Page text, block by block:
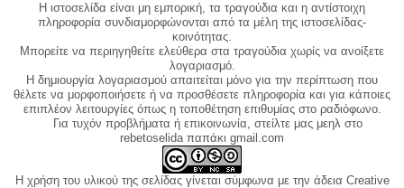
Η ιστοσελίδα είναι μη εμπορική, τα τραγούδια και η αντίστοιχη
πληροφορία συνδιαμορφώνονται από τα μέλη της ιστοσελίδας-
κοινότητας.
Μπορείτε να περιηγηθείτε ελεύθερα στα τραγούδια χωρίς να ανοίξετε
λογαριασμό.
Η δημιουργία λογαριασμού απαιτείται μόνο για την περίπτωση που
θέλετε να μορφοποιήσετε ή να προσθέσετε πληροφορία και για κάποιες
επιπλέον λειτουργίες όπως η τοποθέτηση επιθυμίας στο ραδιόφωνο.
Για τυχόν προβλήματα ή επικοινωνία, στείλτε μας μεηλ στο
rebetoselida παπάκι gmail.com
Η χρήση του υλικού της σελίδας γίνεται σύμφωνα με την άδεια Creative